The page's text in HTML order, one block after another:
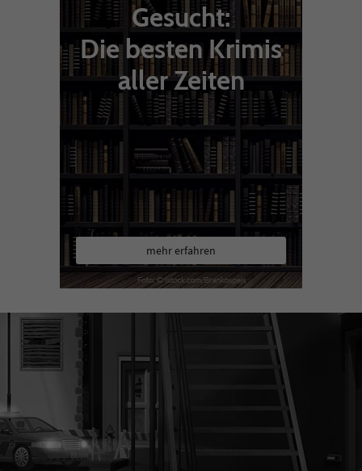
Gesucht:
Die besten Krimis
aller Zeiten
mehr erfahren